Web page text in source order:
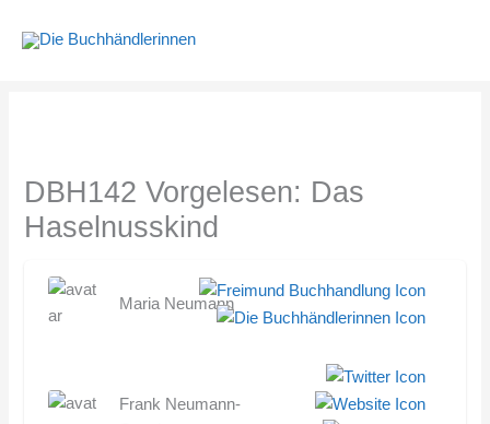
Inhalt
DBH142 Vorgelesen: Das
Haselnusskind
Maria Neumann
Frank Neumann-